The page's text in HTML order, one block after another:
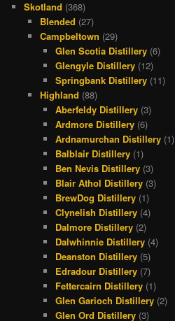
Skotland (368)
Blended (27)
Campbeltown (29)
Glen Scotia Distillery (6)
Glengyle Distillery (12)
Springbank Distillery (11)
Highland (88)
Aberfeldy Distillery (3)
Ardmore Distillery (6)
Ardnamurchan Distillery (1)
Balblair Distillery (1)
Ben Nevis Distillery (3)
Blair Athol Distillery (3)
BrewDog Distillery (1)
Clynelish Distillery (4)
Dalmore Distillery (2)
Dalwhinnie Distillery (4)
Deanston Distillery (5)
Edradour Distillery (7)
Fettercairn Distillery (1)
Glen Garioch Distillery (2)
Glen Ord Distillery (3)